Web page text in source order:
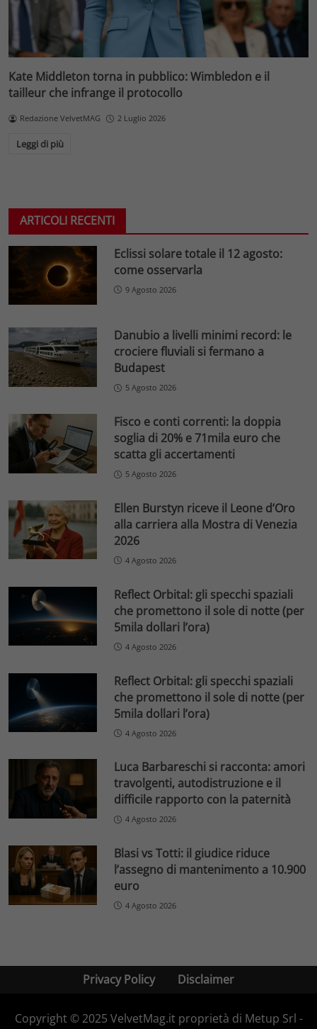
Kate Middleton torna in pubblico: Wimbledon e il
tailleur che infrange il protocollo
Redazione VelvetMAG 2 Luglio 2026
Leggi di più
ARTICOLI RECENTI
Eclissi solare totale il 12 agosto:
come osservarla
9 Agosto 2026
Danubio a livelli minimi record: le
crociere fluviali si fermano a
Budapest
5 Agosto 2026
Fisco e conti correnti: la doppia
soglia di 20% e 71mila euro che
scatta gli accertamenti
5 Agosto 2026
Ellen Burstyn riceve il Leone d’Oro
alla carriera alla Mostra di Venezia
2026
4 Agosto 2026
Reflect Orbital: gli specchi spaziali
che promettono il sole di notte (per
5mila dollari l’ora)
4 Agosto 2026
Reflect Orbital: gli specchi spaziali
che promettono il sole di notte (per
5mila dollari l’ora)
4 Agosto 2026
Luca Barbareschi si racconta: amori
travolgenti, autodistruzione e il
difficile rapporto con la paternità
4 Agosto 2026
Blasi vs Totti: il giudice riduce
l’assegno di mantenimento a 10.900
euro
4 Agosto 2026
Privacy Policy Disclaimer
Copyright © 2025 VelvetMag.it proprietà di Metup Srl -